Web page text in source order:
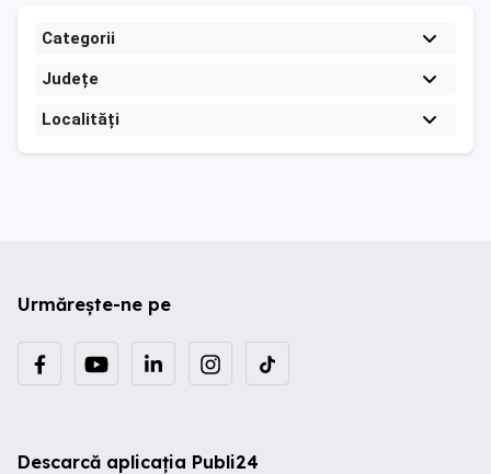
Categorii
Județe
Localități
Urmărește-ne pe
Descarcă aplicația Publi24